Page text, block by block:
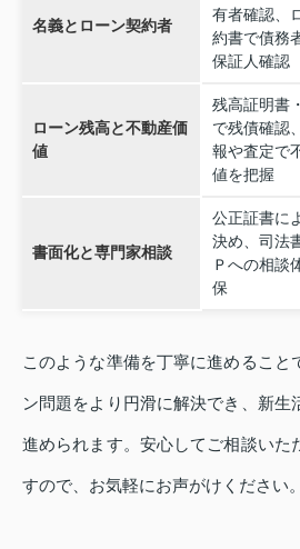
名義とローン契約者
有者確認、
約書で債務
保証人確認
ローン残高と不動産価
値
残高証明書
で残債確認
報や査定で
値を把握
書面化と専門家相談
公正証書に
決め、司法
Ｐへの相談
保
このような準備を丁寧に進めること
ン問題をより円滑に解決でき、新生
進められます。安心してご相談いた
すので、お気軽にお声がけください。